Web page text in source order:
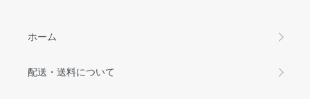
ホーム
配送・送料について